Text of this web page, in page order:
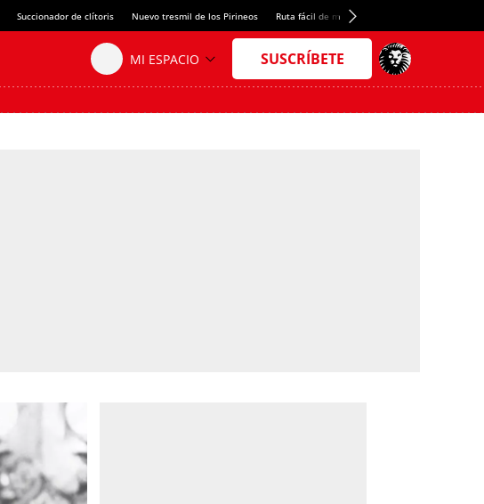
Succionador de clítoris Nuevo tresmil de los Pirineos Ruta fácil de montaña